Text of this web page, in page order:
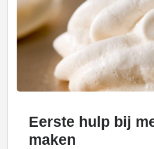
Eerste hulp bij
maken